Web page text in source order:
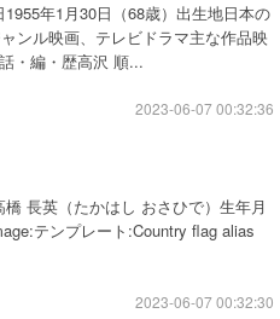
年1月30日（68歳）出生地日本の
ンル映画、テレビドラマ主な作品映
・編・歴高沢 順...
2023-06-07 00:32:36
長英（たかはし おさひで）生年月
テンプレート:Country flag alias
2023-06-07 00:32:30